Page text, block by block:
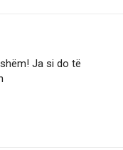
Ja si do të